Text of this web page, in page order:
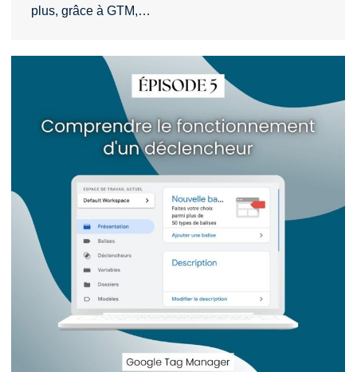
plus, grâce à GTM,…